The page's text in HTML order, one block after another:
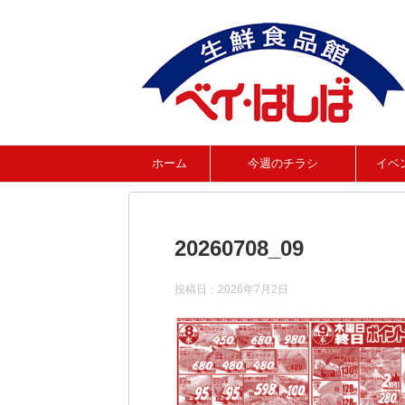
ホーム 今週のチラシ イベ
20260708_09
投稿日： 2026年7月2日